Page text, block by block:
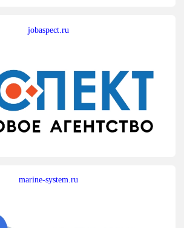
jobaspect.ru
marine-system.ru